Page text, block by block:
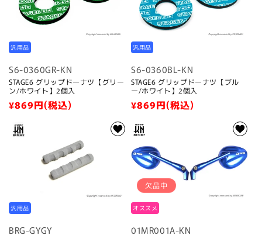
汎用品
S6-0360GR-KN
STAGE6 グリップドーナツ【グリー
ン/ホワイト】2個入
通
価
¥869円(税込)
汎用品
S6-0360BL-KN
STAGE6 グリップドーナツ【ブル
ー/ホワイト】2個入
通
価
格
¥869円(税込)
汎用品
BRG-GYGY
欠品中
オススメ
01MR001A-KN